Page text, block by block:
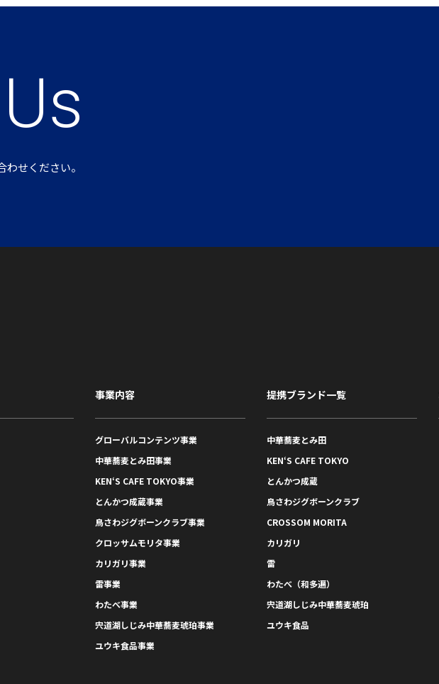
せください。
事業内容
グローバルコンテンツ事業
中華蕎麦とみ田事業
KEN‘S CAFE TOKYO事業
とんかつ成蔵事業
鳥さわジグボーンクラブ事業
クロッサムモリタ事業
カリガリ事業
雷事業
わたべ事業
宍道湖しじみ中華蕎麦琥珀事業
ユウキ食品事業
提携ブランド一覧
中華蕎麦とみ田
KEN‘S CAFE TOKYO
とんかつ成蔵
鳥さわジグボーンクラブ
CROSSOM MORITA
カリガリ
雷
わたべ（和多遍）
宍道湖しじみ中華蕎麦琥珀
ユウキ食品